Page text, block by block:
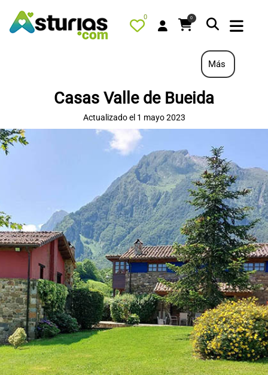
0 0
QUÉ HACER
ALOJAMIENTOS
RESTAURANTES
TURISMO ACTIVO
TIENDA
AGENDA
OFERTAS
CONTACTO
Más
Casas Valle de Bueida
Actualizado el 1 mayo 2023